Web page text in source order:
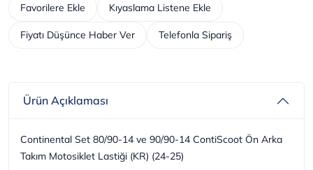
Telefonla Sipariş
Kıyaslama Listene Ekle
Favorilere Ekle
Fiyatı Düşünce Haber Ver
Ürün Açıklaması
Continental Set 80/90-14 ve 90/90-14 ContiScoot Ön Arka
Takım Motosiklet Lastiği (KR) (24-25)